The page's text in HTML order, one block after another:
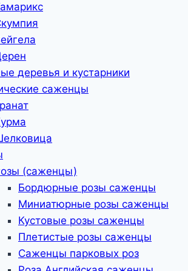
деревья и кустарники
саженцы
(саженцы)
Бордюрные розы саженцы
Миниатюрные розы саженцы
Кустовые розы саженцы
Плетистые розы саженцы
Саженцы парковых роз